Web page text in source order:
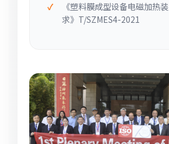
《塑料膜成型设备电磁加热
求》T/SZMES4-2021